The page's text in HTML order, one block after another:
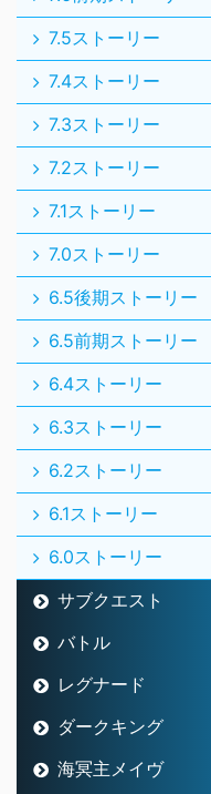
7.5ストーリー
7.4ストーリー
7.3ストーリー
7.2ストーリー
7.1ストーリー
7.0ストーリー
6.5後期ストーリー
6.5前期ストーリー
6.4ストーリー
6.3ストーリー
6.2ストーリー
6.1ストーリー
6.0ストーリー
サブクエスト
バトル
レグナード
ダークキング
海冥主メイヴ